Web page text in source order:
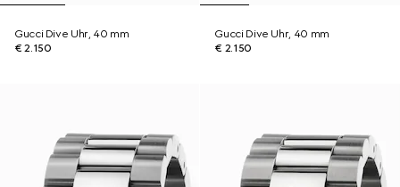
Gucci Dive Uhr, 40 mm
€ 2.150
Gucci Dive Uhr, 40 mm
€ 2.150